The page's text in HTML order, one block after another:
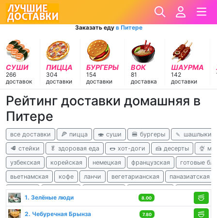
Заказать еду в Питере
СУШИ
266
доставок
ПИЦЦА
304
доставки
БУРГЕРЫ
154
доставки
ВОК
81
доставка
ШАУРМА
142
доставки
Рейтинг доставки домашняя в
Питере
все доставки 🍕 пицца 🍣 суши 🍔 бургеры
🍡 шашлыки
🥩 стейки
🥬 здоровая еда 🌭 хот-доги 🍰 десерты
🍨
узбекская
корейская немецкая французская
готовые
вьетнамская
кофе ланчи вегетарианская
паназиатская
чешская
испанская перуанская израильская
1. Зелёные люди
8.00
2. Чебуречная Брынза 7.80